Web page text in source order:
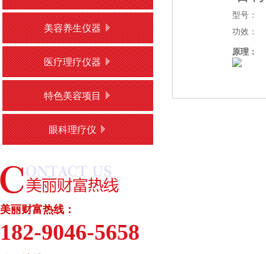
美容养生仪器
医疗理疗仪器
特色美容项目
眼科理疗仪
美丽财富热线：
182-9046-5658
型号：
功效：
原理：